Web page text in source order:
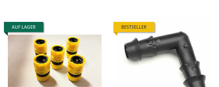
AUF LAGER BESTSELLER